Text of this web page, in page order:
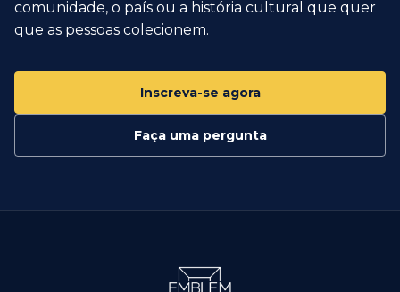
comunidade, o país ou a história cultural que quer
que as pessoas colecionem.
Inscreva-se agora
Faça uma pergunta